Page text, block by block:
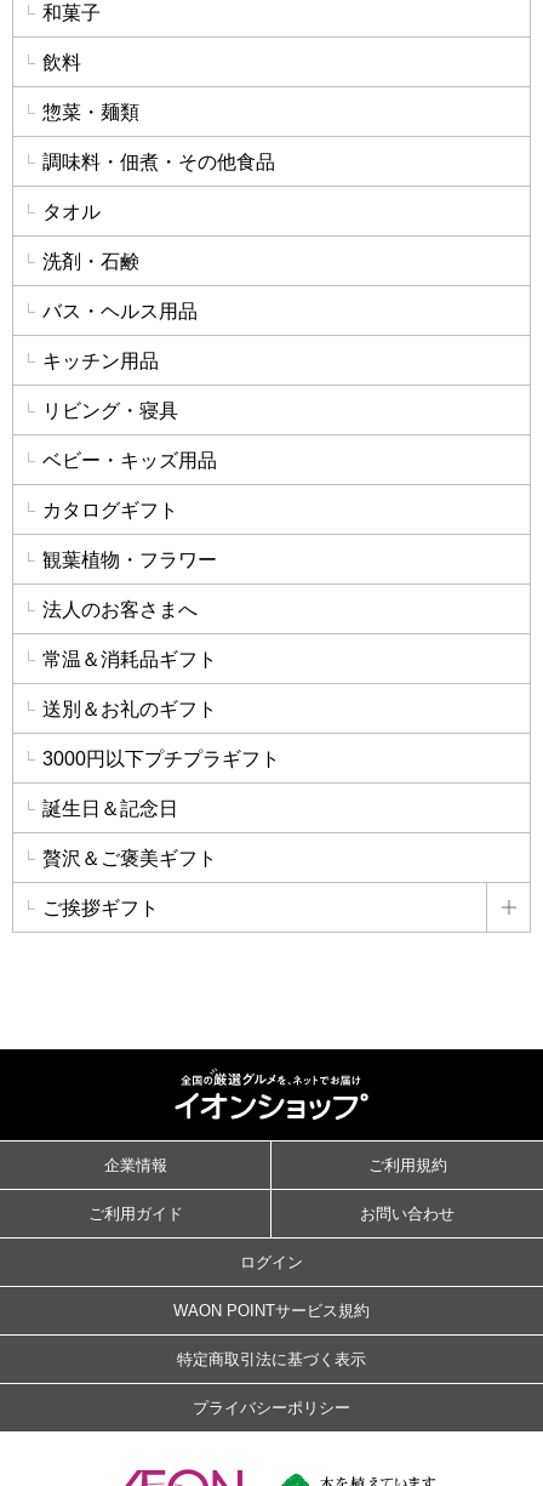
和菓子
飲料
惣菜・麺類
調味料・佃煮・その他食品
タオル
洗剤・石鹸
バス・ヘルス用品
キッチン用品
リビング・寝具
ベビー・キッズ用品
カタログギフト
観葉植物・フラワー
法人のお客さまへ
常温＆消耗品ギフト
送別＆お礼のギフト
3000円以下プチプラギフト
誕生日＆記念日
贅沢＆ご褒美ギフト
ご挨拶ギフト 詳
企業情報 ご利用規約
ご利用ガイド お問い合わせ
ログイン
WAON POINTサービス規約
特定商取引法に基づく表示
プライバシーポリシー